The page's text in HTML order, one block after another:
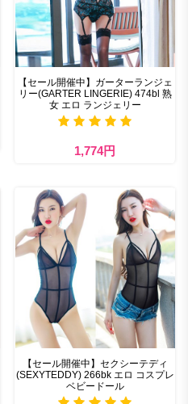
【セール開催中】ガーターランジェ
リー(GARTER LINGERIE) 474bl 熟
女 エロ ランジェリー
1,774円
【セール開催中】セクシーテディ
(SEXYTEDDY) 266bk エロ コスプレ
ベビードール